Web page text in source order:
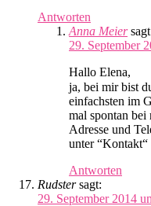
Antworten
Anna Meier
29. September
Hallo Elena,
ja, bei mir bist
einfachsten im
mal spontan
Adresse und
unter “Kontakt“
Antworten
Rudster sagt:
29. September 2014